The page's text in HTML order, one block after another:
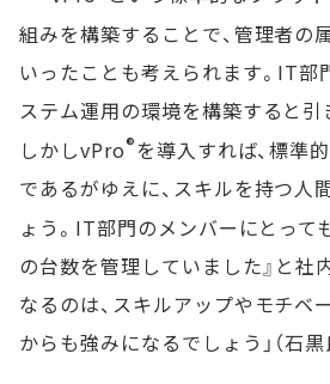
組みを構築することで、管理者の
いったことも考えられます。IT部
ステム運用の環境を構築すると引
しかしvPro®を導入すれば、標準
であるがゆえに、スキルを持つ人
ょう。IT部門のメンバーにとって
の台数を管理していました』と社
なるのは、スキルアップやモチベ
からも強みになるでしょう」（石黒